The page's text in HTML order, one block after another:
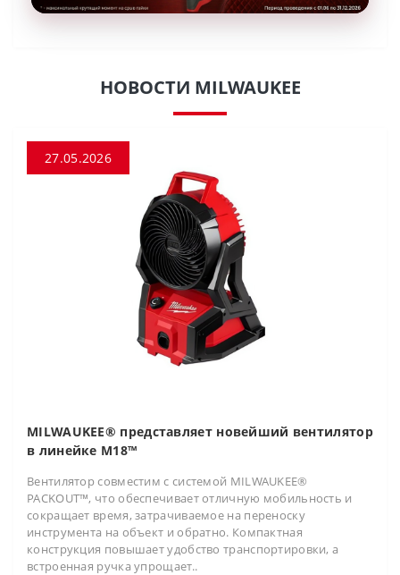
НОВОСТИ MILWAUKEE
27.05.2026
MILWAUKEE® представляет новейший вентилятор
в линейке M18™
Вентилятор совместим с системой MILWAUKEE®
PACKOUT™, что обеспечивает отличную мобильность и
сокращает время, затрачиваемое на переноску
инструмента на объект и обратно. Компактная
конструкция повышает удобство транспортировки, а
встроенная ручка упрощает..